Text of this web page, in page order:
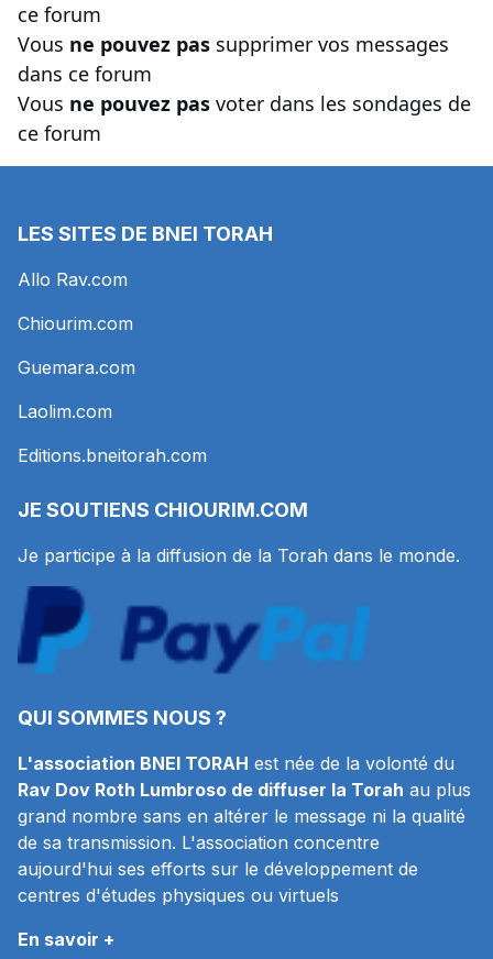
ce forum
Vous ne pouvez pas supprimer vos messages
dans ce forum
Vous ne pouvez pas voter dans les sondages de
ce forum
LES SITES DE BNEI TORAH
Allo Rav.com
Chiourim.com
Guemara.com
Laolim.com
Editions.bneitorah.com
JE SOUTIENS CHIOURIM.COM
Je participe à la diffusion de la Torah dans le monde.
QUI SOMMES NOUS ?
L'association BNEI TORAH est née de la volonté du
Rav Dov Roth Lumbroso de diffuser la Torah au plus
grand nombre sans en altérer le message ni la qualité
de sa transmission. L'association concentre
aujourd'hui ses efforts sur le développement de
centres d'études physiques ou virtuels
En savoir +